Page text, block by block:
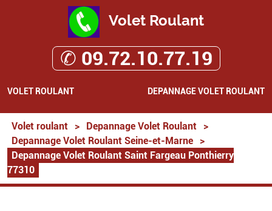
Volet Roulant
✆ 09.72.10.77.19
VOLET ROULANT DEPANNAGE VOLET ROULANT
Volet roulant > Depannage Volet Roulant
>
Depannage Volet Roulant Seine-et-Marne
>
Depannage Volet Roulant Saint Fargeau Ponthierry
77310